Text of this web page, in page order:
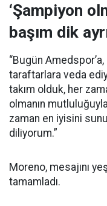
‘Şampiyon
başım dik
“Bugün
taraftarlara veda
takım olduk, her
olmanın
zaman en iyisini
diliyorum.”
Moreno, mesajını
tamamladı.